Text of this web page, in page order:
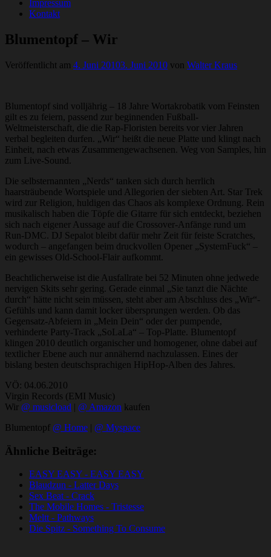
Impressum
Kontakt
Blumentopf – Wir
Veröffentlicht am 4. Juni 20103. Juni 2010 von Walter Kraus
Blumentopf sind volljährig – 18 Jahre Wortakrobatik vom Feinsten
gilt es zu feiern, passend zur beginnenden Fußball-
Weltmeisterschaft, die die Rap-Floristen bereits vor vier Jahren
verbal begleiten durfen. „Wir“ heißt die neue Platte und klingt nach
Einheit, nach etwas Zusammengewachsenen. Weg von Samples, hin
zum Live-Sound.
Die selbsternannten „Nerds“ tanken sich durch herrlich
haarsträubende Wortspiele und Allegorien der siebten Art. Star Trek
wird zur Religion, huldigen das Chaos als komplexe Ordnung. Rein
musikalisch haben die Töpfe die Gitarre für sich entdeckt, beziehen
sich nach eigener Aussage auf die Crossover-Anfänge rund um
Run-DMC. DJ Sepalot bleibt dafür mehr Zeit für feiste Scratches,
wodurch – angefangen beim druckvollen Opener „SystemFuck“ –
ein gewisses Old-School-Flair aufkommt.
Beachtlicherweise ist die Ausfallrate bei 52 Minuten ohne jedwede
nervigen Skits sehr gering. Gerade einmal „Sie tanzt die Nächte
durch“ hätte nicht sein müssen, steht aber am Abschluss des „Wir“-
Gefühls und kann damit locker übersprungen werden. Ob das
Gegensatz-Abfeiern in „Mein Dein“ oder der pumpende,
verhinderte Party-Track „SoLaLa“ – Top-Platte. Blumentopf
klingen 2010 deutlich organischer und homogener, ohne dabei auf
textlicher Ebene auch nur annähernd nachzulassen. Eines der
bislang besten deutschsprachigen HipHop-Alben des Jahres.
VÖ: 04.06.2010
Virgin Records (EMI Music)
Wir @ musicload | @ Amazon kaufen
Blumentopf @ Home | @ Myspace
Ähnliche Beiträge:
EASY EASY - EASY EASY
Blaudzun - Latter Days
Sex Beat - Crack
The Mobile Homes - Tristesse
Meltt - Pathways
Die Spitz - Something To Consume